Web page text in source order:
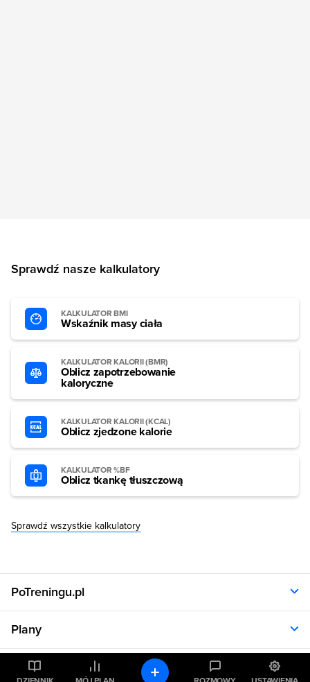
Sprawdź nasze kalkulatory
KALKULATOR BMI
Wskaźnik masy ciała
KALKULATOR KALORII (BMR)
Oblicz zapotrzebowanie
kaloryczne
KALKULATOR KALORII (KCAL)
Oblicz zjedzone kalorie
KALKULATOR %BF
Oblicz tkankę tłuszczową
Sprawdź wszystkie kalkulatory
PoTreningu.pl
Polityka prywatności
Regulamin
RODO
Plany
Opinie klientów
Plany dla kobiet
Nasze sklepy